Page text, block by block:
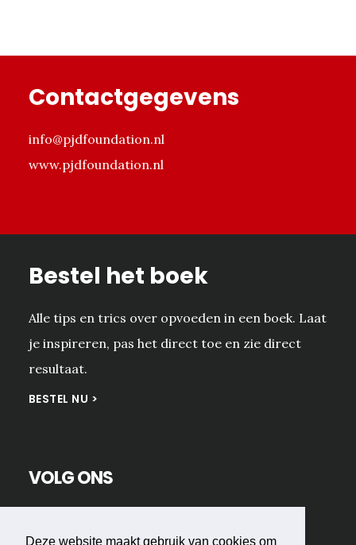
Deze website maakt gebruik van cookies om
Contactgegevens
info@pjdfoundation.nl
www.pjdfoundation.nl
Bestel het boek
Alle tips en trics over opvoeden in een boek. Laat
je inspireren, pas het direct toe en zie direct
resultaat.
BESTEL NU >
VOLG ONS